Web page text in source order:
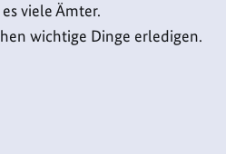
viele Ämter.
wichtige Dinge erledigen.